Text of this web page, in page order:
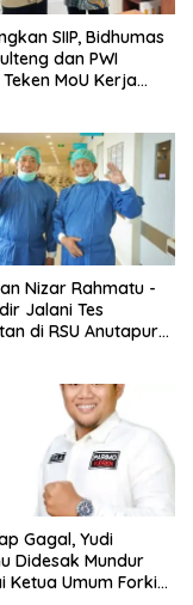
SIIP, Bidhumas
dan PWI
MoU Kerja
Nizar Rahmatu -
Jalani Tes
di RSU Anutapura
Gagal, Yudi
Didesak Mundur
Ketua Umum Forki